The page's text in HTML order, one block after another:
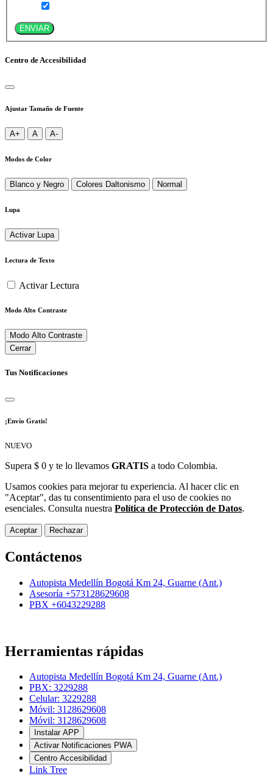
ENVIAR
Centro de Accesibilidad
Ajustar Tamaño de Fuente
A+ A A-
Modos de Color
Blanco y Negro Colores Daltonismo Normal
Lupa
Activar Lupa
Lectura de Texto
Activar Lectura
Modo Alto Contraste
Modo Alto Contraste
Cerrar
Tus Notificaciones
¡Envío Gratis!
NUEVO
Supera $ 0 y te lo llevamos GRATIS a todo Colombia.
Usamos cookies para mejorar tu experiencia. Al hacer clic en
"Aceptar", das tu consentimiento para el uso de cookies no
esenciales. Consulta nuestra Política de Protección de Datos.
Aceptar Rechazar
Contáctenos
Autopista Medellín Bogotá Km 24, Guarne (Ant.)
Asesoría +573128629608
PBX +6043229288
Herramientas rápidas
Autopista Medellín Bogotá Km 24, Guarne (Ant.)
PBX: 3229288
Celular: 3229288
Móvil: 3128629608
Móvil: 3128629608
Instalar APP
Activar Notificaciones PWA
Centro Accesibilidad
Link Tree